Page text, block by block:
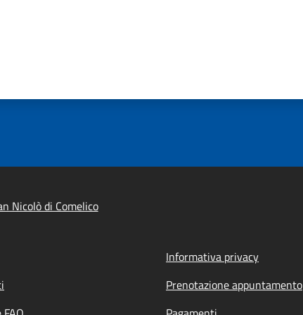
Nicolò di Comelico
Informativa privacy
Prenotazione appuntamento